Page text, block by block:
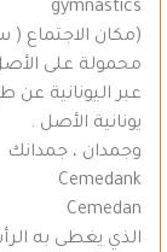
gymnastics
(مكان الاجتماع (
محمولة على
عبر اليونانية عن
يونانية الأصل .
وجمدان ، جمدانك
Cemedank
Cemedan
الذي يغطى به